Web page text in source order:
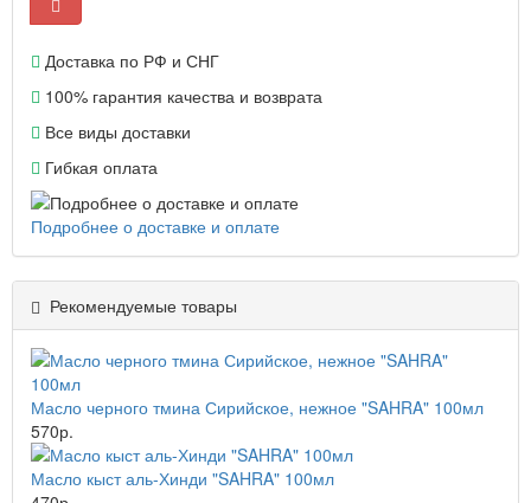
Доставка по РФ и СНГ
100% гарантия качества и возврата
Все виды доставки
Гибкая оплата
Подробнее о доставке и оплате
Рекомендуемые товары
Масло черного тмина Сирийское, нежное "SAHRA" 100мл
570р.
Масло кыст аль-Хинди "SAHRA" 100мл